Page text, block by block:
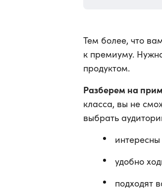
Тем более, что
к премиуму.
продуктом.
Разберем на
класса, вы не
выбрать
удобно
подходят